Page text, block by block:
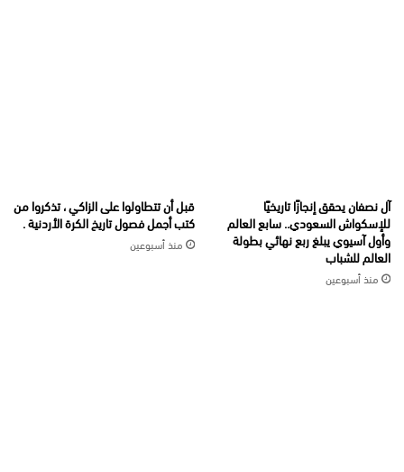
آل نصفان يحقق إنجازًا تاريخيًا
للإسكواش السعودي.. سابع العالم
وأول آسيوي يبلغ ربع نهائي بطولة
العالم للشباب
منذ أسبوعين
قبل أن تتطاولوا على الزاكي ، تذكروا من
كتب أجمل فصول تاريخ الكرة الأردنية .
منذ أسبوعين